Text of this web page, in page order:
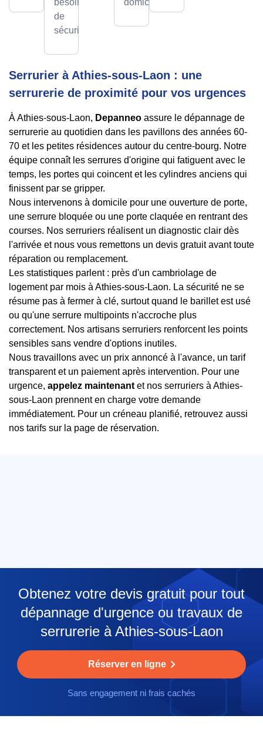
besoin
de
sécurité.
domicile.
Serrurier à Athies-sous-Laon : une
serrurerie de proximité pour vos urgences
À Athies-sous-Laon, Depanneo assure le dépannage de
serrurerie au quotidien dans les pavillons des années 60-
70 et les petites résidences autour du centre-bourg. Notre
équipe connaît les serrures d'origine qui fatiguent avec le
temps, les portes qui coincent et les cylindres anciens qui
finissent par se gripper.
Nous intervenons à domicile pour une ouverture de porte,
une serrure bloquée ou une porte claquée en rentrant des
courses. Nos serruriers réalisent un diagnostic clair dès
l'arrivée et nous vous remettons un devis gratuit avant toute
réparation ou remplacement.
Les statistiques parlent : près d'un cambriolage de
logement par mois à Athies-sous-Laon. La sécurité ne se
résume pas à fermer à clé, surtout quand le barillet est usé
ou qu'une serrure multipoints n'accroche plus
correctement. Nos artisans serruriers renforcent les points
sensibles sans vendre d'options inutiles.
Nous travaillons avec un prix annoncé à l'avance, un tarif
transparent et un paiement après intervention. Pour une
urgence, appelez maintenant et nos serruriers à Athies-
sous-Laon prennent en charge votre demande
immédiatement. Pour un créneau planifié, retrouvez aussi
nos tarifs sur la page de réservation.
Obtenez votre devis gratuit pour tout
dépannage d'urgence ou travaux de
serrurerie à Athies-sous-Laon
Réserver en ligne
Sans engagement ni frais cachés